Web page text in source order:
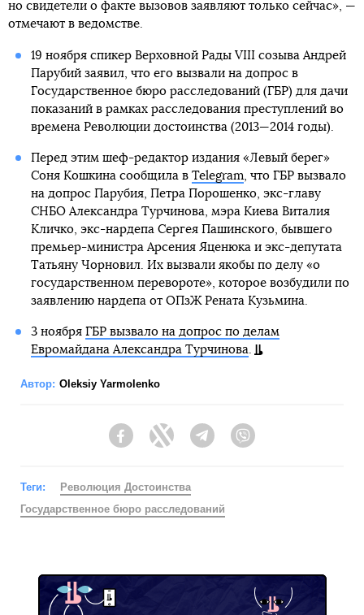
но свидетели о факте вызовов заявляют только сейчас», —
отмечают в ведомстве.
19 ноября спикер Верховной Рады VIII созыва Андрей
Парубий заявил, что его вызвали на допрос в
Государственное бюро расследований (ГБР) для дачи
показаний в рамках расследования преступлений во
времена Революции достоинства (2013—2014 годы).
Перед этим шеф-редактор издания «Левый берег»
Соня Кошкина сообщила в Telegram , что ГБР вызвало
на допрос Парубия, Петра Порошенко, экс-главу
СНБО Александра Турчинова, мэра Киева Виталия
Кличко, экс-нардепа Сергея Пашинского, бывшего
премьер-министра Арсения Яценюка и экс-депутата
Татьяну Чорновил. Их вызвали якобы по делу «о
государственном перевороте», которое возбудили по
заявлению нардепа от ОПзЖ Рената Кузьмина.
3 ноября ГБР вызвало на допрос по делам
Евромайдана Александра Турчинова
Автор: Oleksiy Yarmolenko
FacebookTwitter Telegram
Теги:
Революция Достоинства
Государственное бюро расследований